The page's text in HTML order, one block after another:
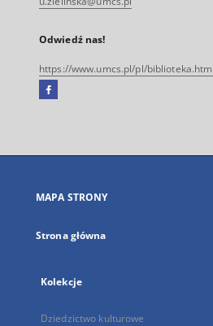
Odwiedź nas!
https://www.umcs.pl/pl/biblioteka.htm
Facebook
się
karcie
MAPA STRONY
Strona główna
Kolekcje
Dziedzictwo kulturowe